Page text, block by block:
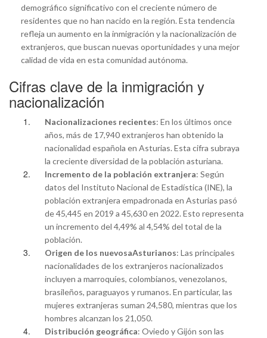
demográfico significativo con el creciente número de
residentes que no han nacido en la región. Esta tendencia
refleja un aumento en la inmigración y la nacionalización de
extranjeros, que buscan nuevas oportunidades y una mejor
calidad de vida en esta comunidad autónoma.
Cifras clave de la inmigración y
nacionalización
Nacionalizaciones recientes: En los últimos once
años, más de 17,940 extranjeros han obtenido la
nacionalidad española en Asturias. Esta cifra subraya
la creciente diversidad de la población asturiana.
Incremento de la población extranjera: Según
datos del Instituto Nacional de Estadística (INE), la
población extranjera empadronada en Asturias pasó
de 45,445 en 2019 a 45,630 en 2022. Esto representa
un incremento del 4,49% al 4,54% del total de la
población.
Origen de los nuevosaAsturianos: Las principales
nacionalidades de los extranjeros nacionalizados
incluyen a marroquíes, colombianos, venezolanos,
brasileños, paraguayos y rumanos. En particular, las
mujeres extranjeras suman 24,580, mientras que los
hombres alcanzan los 21,050.
Distribución geográfica: Oviedo y Gijón son las